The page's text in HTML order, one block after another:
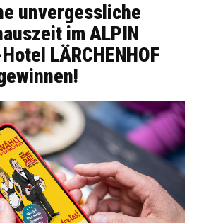
unvergessliche
im ALPIN
LÄRCHENHOF